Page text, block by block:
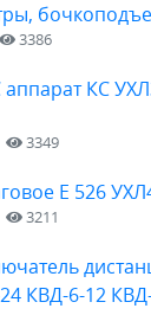
3386
КС
3349
Е 526
3211
КВД-6-12